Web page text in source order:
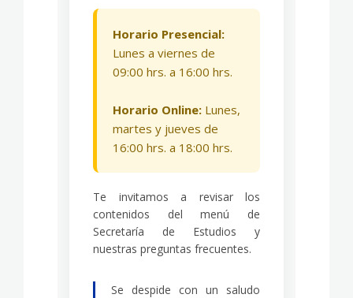
Horario Presencial:
Lunes a viernes de
09:00 hrs. a 16:00 hrs.
Horario Online: Lunes,
martes y jueves de
16:00 hrs. a 18:00 hrs.
Te invitamos a revisar los
contenidos del menú de
Secretaría de Estudios y
nuestras preguntas frecuentes.
Se despide con un saludo